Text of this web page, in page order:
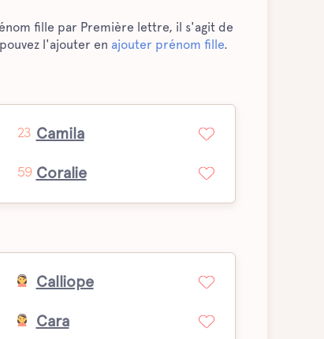
fille par Première lettre, il s'agit de
l'ajouter en ajouter prénom fille.
23 Camila
59 Coralie
Calliope
Cara